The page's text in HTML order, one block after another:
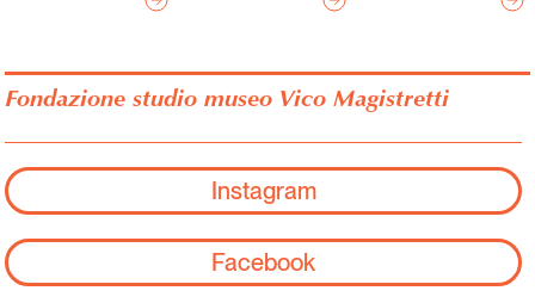
Fondazione studio museo Vico Magistretti
Instagram
Facebook